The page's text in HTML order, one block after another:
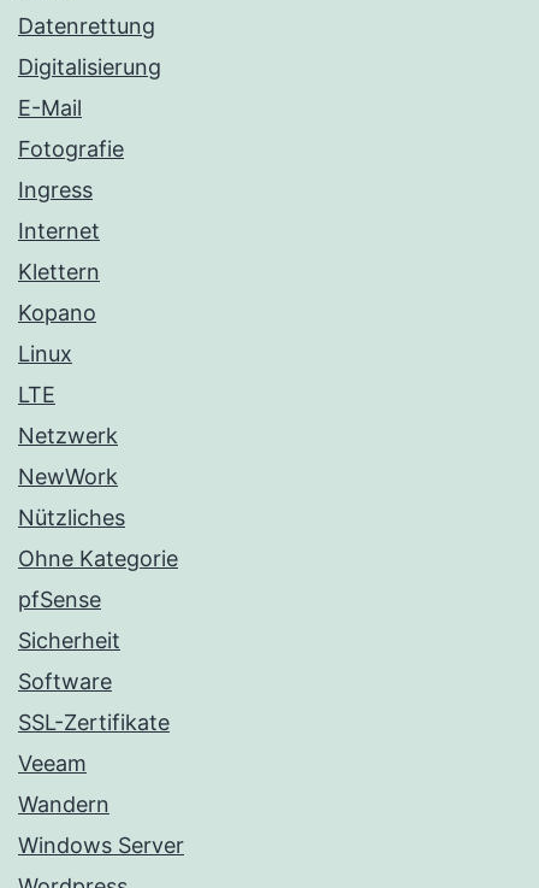
Datenrettung
Digitalisierung
E-Mail
Fotografie
Ingress
Internet
Klettern
Kopano
Linux
LTE
Netzwerk
NewWork
Nützliches
Ohne Kategorie
pfSense
Sicherheit
Software
SSL-Zertifikate
Veeam
Wandern
Windows Server